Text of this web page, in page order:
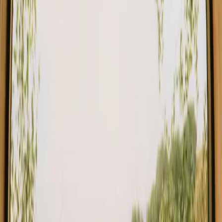
Finn ditt opphold nær havet i Portugal
Velg mellom glamping, hytter og shelters nær havet i Portugal